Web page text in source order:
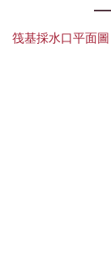
筏基採水口平面圖